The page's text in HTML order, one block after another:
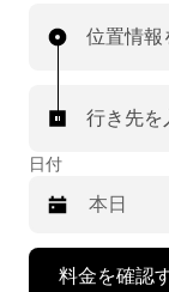
位置情報
行き先を
日付
料金を確認